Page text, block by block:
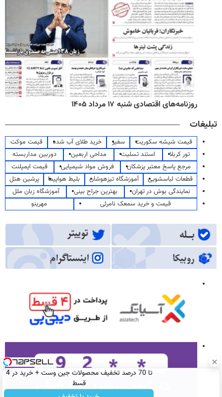
روزنامه‌های اقتصادی شنبه ۱۷ مرداد ۱۴۰۵
تبلیغات
قیمت شیشه سکوریت سفیر خرید طلای آب شده
قیمت موکت
تور کربلا
استند تسلیت مداحی اربعین
دوربین مداربسته
مرجع پاسخ معتبر پزشکان
فروش مواد شیمیایی
قیمت ایمپلنت
قطعات لباسشویی
آموزشگاه تیزهوشان بلیط هواپیما
پرشین هتل
نمایندگی بوش در تهران
بهترین جراح بینی
آموزشگاه زبان ملل
قیمت و خرید سمعک نامرئی
مهرینو
تا 70 درصد تخفیف محصولات جین وست + خرید در 4
قسط